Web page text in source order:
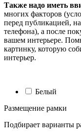
Также надо иметь
многих факторов
перед публикацией,
телефона), а после
вашем интерьере.
картинку, которую
интерьер.
Белый
Размещение рамки
Подбирает варианты